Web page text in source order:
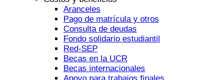
Aranceles
Pago de matrícula y otros
Consulta de deudas
Fondo solidario estudiantil
Red-SEP
Becas en la UCR
Becas internacionales